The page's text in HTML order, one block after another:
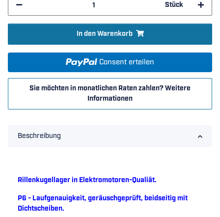
Stück
In den Warenkorb
Consent erteilen
Sie möchten in monatlichen Raten zahlen?Weitere
Informationen
Beschreibung
Rillenkugellager in Elektromotoren-Qualiät.
P6 - Laufgenauigkeit, geräuschgeprüft, beidseitig mit
Dichtscheiben.